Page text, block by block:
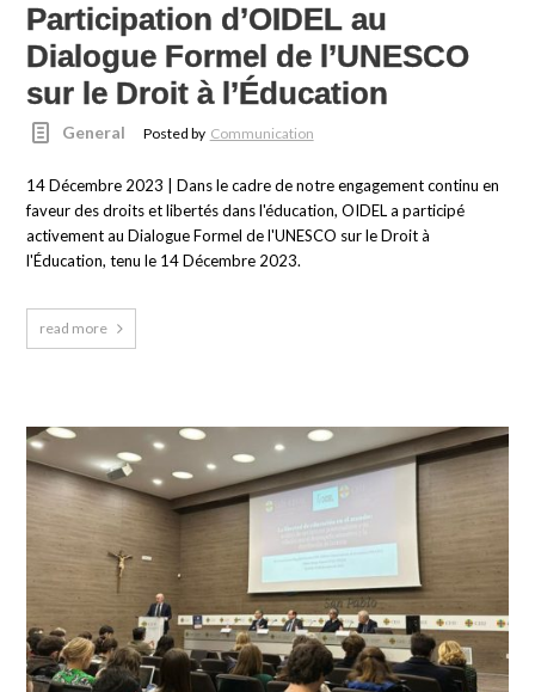
Participation d’OIDEL au
Dialogue Formel de l’UNESCO
sur le Droit à l’Éducation
General Posted by Communication
14 Décembre 2023 | Dans le cadre de notre engagement continu en
faveur des droits et libertés dans l'éducation, OIDEL a participé
activement au Dialogue Formel de l'UNESCO sur le Droit à
l'Éducation, tenu le 14 Décembre 2023.
read more